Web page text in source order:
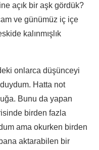
açık bir aşk gördük?
ve günümüz iç içe
kalınmışlık
onlarca düşünceyi
Hatta not
Bunu da yapan
birden fazla
ama okurken birden
aktarabilen bir